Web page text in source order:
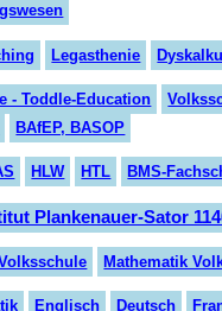
Legasthenie
- Toddle-Education
BAfEP, BASOP
HLW HTL BMS-
Plankenauer-Sator
Mathematik
Englisch Deutsch